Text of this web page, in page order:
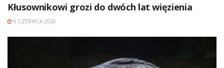
Kłusownikowi grozi do dwóch lat więzienia
9 CZERWCA 2026